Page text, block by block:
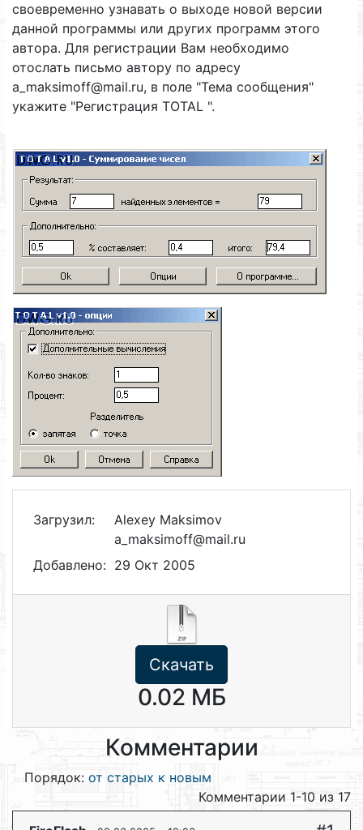
своевременно узнавать о выходе новой версии
данной программы или других программ этого
автора. Для регистрации Вам необходимо
отослать письмо автору по адресу
a_maksimoff@mail.ru, в поле "Тема сообщения"
укажите "Регистрация TOTAL ".
Загрузил:
Alexey Maksimov
a_maksimoff@mail.ru
Добавлено: 29 Окт 2005
Скачать
0.02 МБ
Комментарии
Порядок: от старых к новым
Комментарии 1-10 из 17